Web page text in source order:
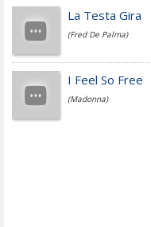
Fedez
Simone Cristicchi
La Testa Gira
(Fred De Palma)
I Feel So Free
(Madonna)